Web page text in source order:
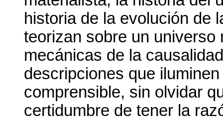
historia de la evolución de
teorizan sobre un
mecánicas de la
descripciones que
comprensible, sin olvidar
certidumbre de tener la